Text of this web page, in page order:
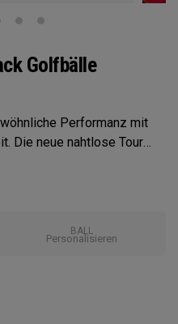
Golfbälle
Performanz mit
Die neue nahtlose Tour
Ihren Ballflug, für eine
BALL
Personalisieren